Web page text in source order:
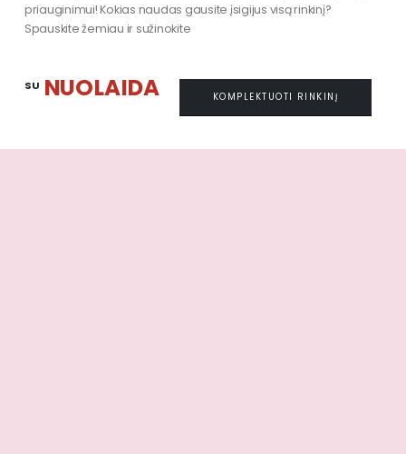
priauginimui! Kokias naudas gausite įsigijus visą rinkinį?
Spauskite žemiau ir sužinokite
SU NUOLAIDA KOMPLEKTUOTI RINKINĮ